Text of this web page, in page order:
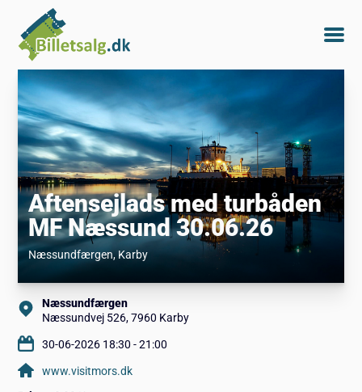
Aftensejlads med turbåden
MF Næssund 30.06.26
Næssundfærgen, Karby
Næssundfærgen
Næssundvej 526, 7960 Karby
30-06-2026 18:30 - 21:00
www.visitmors.dk